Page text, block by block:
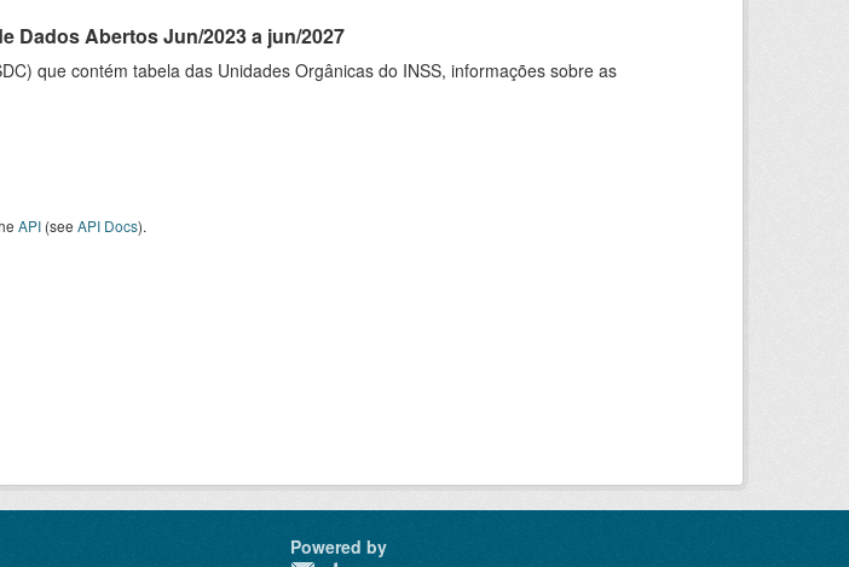
Dados Abertos Jun/2023 a jun/2027
que contém tabela das Unidades Orgânicas do INSS, informações sobre as
API (see API Docs).
Powered by